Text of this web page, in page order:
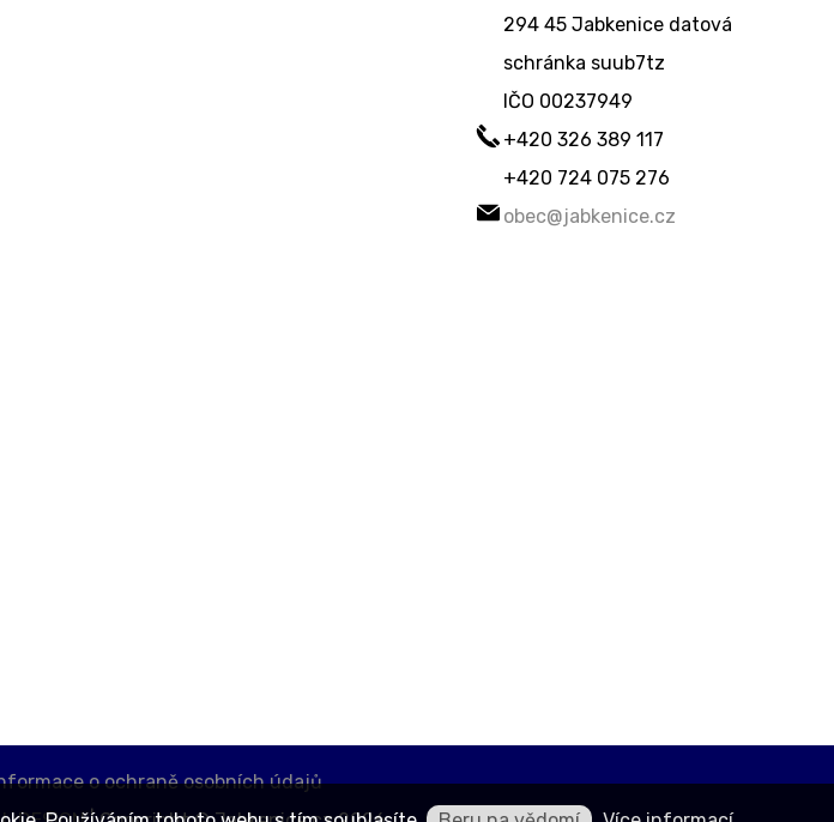
294 45 Jabkenice datová
schránka suub7tz
IČO 00237949
+420 326 389 117
+420 724 075 276
obec@jabkenice.cz
o ochraně osobních údajů